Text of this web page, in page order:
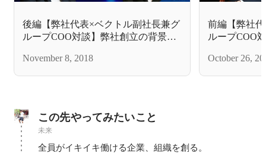
後編【弊社代表×ベクトル副社長兼グ
ループCOO対談】弊社創立の背景か
ます！
November 8, 2018
前編【弊社
ループCOO
との対談
October 26,
この先やってみたいこと
未来
全員がイキイキ働ける企業、組織を創る。